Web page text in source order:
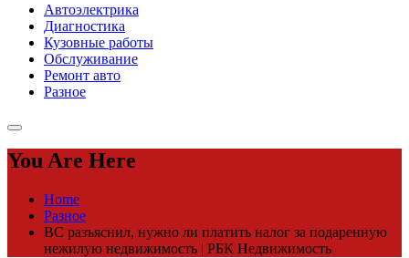
Автоэлектрика
Диагностика
Кузовные работы
Обслуживание
Ремонт авто
Разное
You Are Here
Home
Разное
ВС разъяснил, нужно ли платить налог за подаренную
нежилую недвижимость | РБК Недвижимость